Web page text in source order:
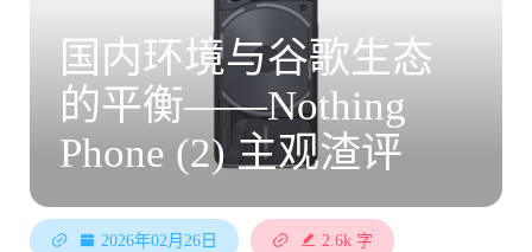
国内环境与谷歌生态
的平衡——Nothing
Phone (2) 主观渣评
2026年02月26日 2.6k 字